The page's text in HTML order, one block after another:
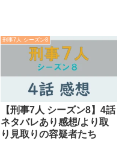
刑事7人 シーズン8
【刑事7人 シーズン8】4話
ネタバレあり感想/より取
り見取りの容疑者たち